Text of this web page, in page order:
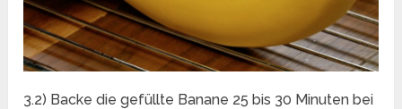
3.2) Backe die gefüllte Banane 25 bis 30 Minuten bei